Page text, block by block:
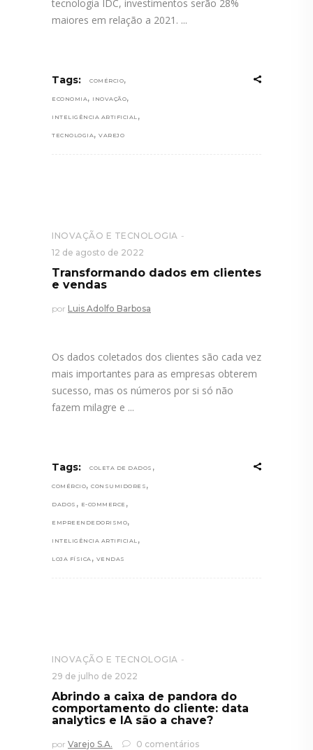
tecnologia IDC, investimentos serão 28%
maiores em relação a 2021.
Tags: COMÉRCIO,
ECONOMIA , INOVAÇÃO,
INTELIGÊNCIA ARTIFICIAL ,
TECNOLOGIA , VAREJO
INOVAÇÃO E TECNOLOGIA
12 de agosto de 2022
Transformando dados em clientes
e vendas
por Luis Adolfo Barbosa
Os dados coletados dos clientes são cada vez
mais importantes para as empresas obterem
sucesso, mas os números por si só não
fazem milagre e
Tags: COLETA DE DADOS ,
COMÉRCIO, CONSUMIDORES ,
DADOS , E-COMMERCE ,
EMPREENDEDORISMO,
INTELIGÊNCIA ARTIFICIAL ,
LOJA FÍSICA , VENDAS
INOVAÇÃO E TECNOLOGIA
29 de julho de 2022
Abrindo a caixa de pandora do
comportamento do cliente: data
analytics e IA são a chave?
por Varejo S.A. 0 comentários